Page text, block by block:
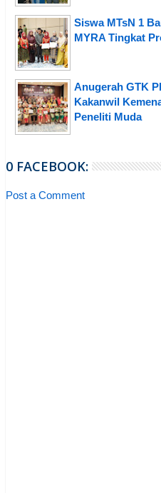
Siswa MTsN 1
MYRA Tingkat
Anugerah GTK
Kakanwil
Peneliti Muda
0 FACEBOOK:
Post a Comment